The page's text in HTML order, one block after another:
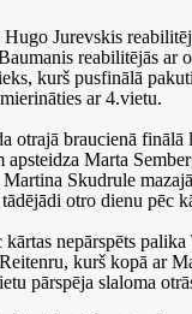
Jurevskis
reabilitējās ar
kurš pusfinālā
ar 4.vietu.
otrajā braucienā
apsteidza Marta
Skudrule
otro dienu pēc
nepārspēts
kurš kopā ar
pārspēja slaloma